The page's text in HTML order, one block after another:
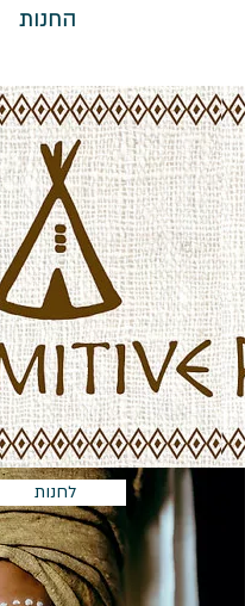
החנות
לחנות